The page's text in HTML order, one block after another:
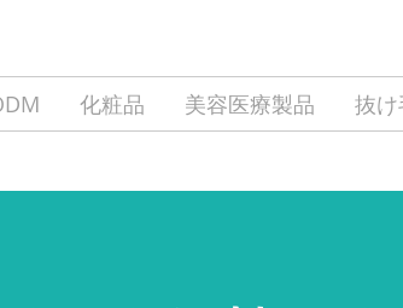
化粧品 美容医療製品 抜